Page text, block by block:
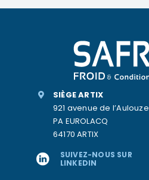
SIÈGE ARTIX
921 avenue de l’Aulouze
PA EUROLACQ
64170 ARTIX
SUIVEZ-NOUS SUR
LINKEDIN